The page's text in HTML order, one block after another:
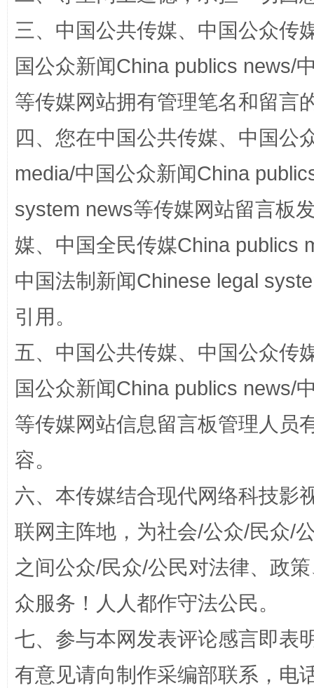
“蜀中异人”王建安的艺术幻境
完善运行机制助力责任有效落实 一纸欠
东山县通报“牛蛙产品抗生素超标问题”
三、中国公共传媒、中国公众传
国公众新闻China publics news/
等传媒网站拥有管理笔名和留言
四、您在中国公共传媒、中国公
media/中国公众新闻China
system news等传媒网站留言板
媒、中国全民传媒China publics
中国法制新闻Chinese legal
引用。
五、中国公共传媒、中国公众传
国公众新闻China publics news/
等传媒网站信息留言板管理人员
容。
六、本传媒结合现代网络科技影
联网主阵地，为社会/公众/民众/
之间公众/民众/公民对法律、政
众服务！人人都作守法公民。
七、参与本网发表评论感言即表
有意见请向制作采编部联系，电